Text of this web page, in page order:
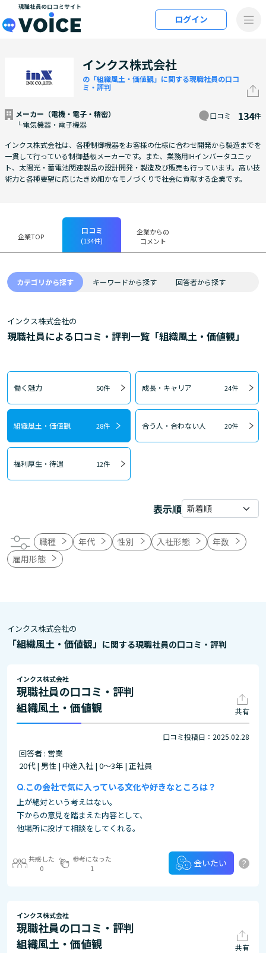
メインコンテンツにスキップ
ログイン
インクス株式会社
の「組織風土・価値観」に関する現職社員の口コ
ミ・評判
メーカー（電機・電子・精密）
└電気機器・電子機器
口コミ 134件
インクス株式会社は、各種制御機器をお客様の仕様に合わせ開発から製造までを
一貫して行っている制御基板メーカーです。また、業務用IHインバータユニッ
ト、太陽光・蓄電池関連製品の設計開発・製造及び販売も行っています。高い技
術力と各種要望に応じたきめ細かなモノづくりで社会に貢献する企業です。
企業TOP
口コミ
(134件)
企業からの
コメント
カテゴリから探す キーワードから探す 回答者から探す
インクス株式会社の
現職社員による口コミ・評判一覧「組織風土・価値観」
働く魅力 50件 成長・キャリア 24件
組織風土・価値観 28件 合う人・合わない人 20件
福利厚生・待遇 12件
表示順
職種 年代 性別 入社形態
年数
雇用形態
インクス株式会社の
「組織風土・価値観」 に関する現職社員の口コミ・評判
インクス株式会社
現職社員の口コミ・評判
組織風土・価値観
共有
口コミ投稿日：2025.02.28
回答者 : 営業
20代 | 男性 | 中途入社 | 0～3年 | 正社員
この会社で気に入っている文化や好きなところは？
上が絶対という考えはない。
下からの意見を踏まえた内容として、
他場所に投げて相談をしてくれる。
共感した
0
参考になった
1
会いたい ?
インクス株式会社
現職社員の口コミ・評判
組織風土・価値観
共有